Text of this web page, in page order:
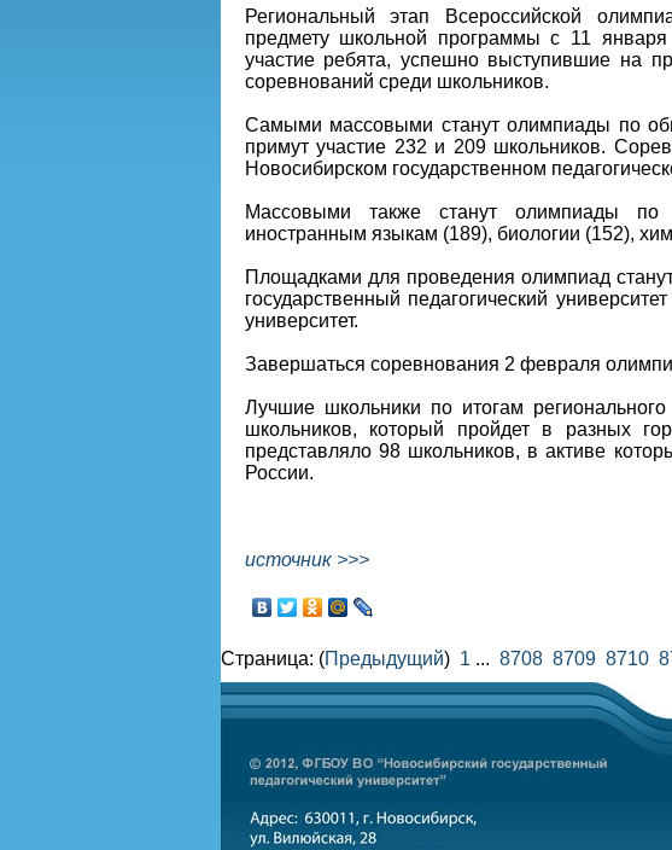
Региональный этап Всероссийской
предмету школьной программы с 11
участие ребята, успешно выступившие на
соревнований среди школьников.
Самыми массовыми станут олимпиады по
примут участие 232 и 209 школьников.
Новосибирском государственном
Массовыми также станут олимпиады по
иностранным языкам (189), биологии (152),
Площадками для проведения олимпиад
государственный педагогический
университет.
Завершаться соревнования 2 февраля
Лучшие школьники по итогам
школьников, который пройдет в разных
представляло 98 школьников, в активе
России.
источник >>>
Страница: (Предыдущий) 1 ... 8708 8709 8710